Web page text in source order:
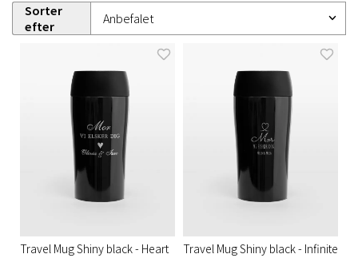
Sorter
efter
Travel Mug Shiny black - Heart
Travel Mug Shiny black - Infinite